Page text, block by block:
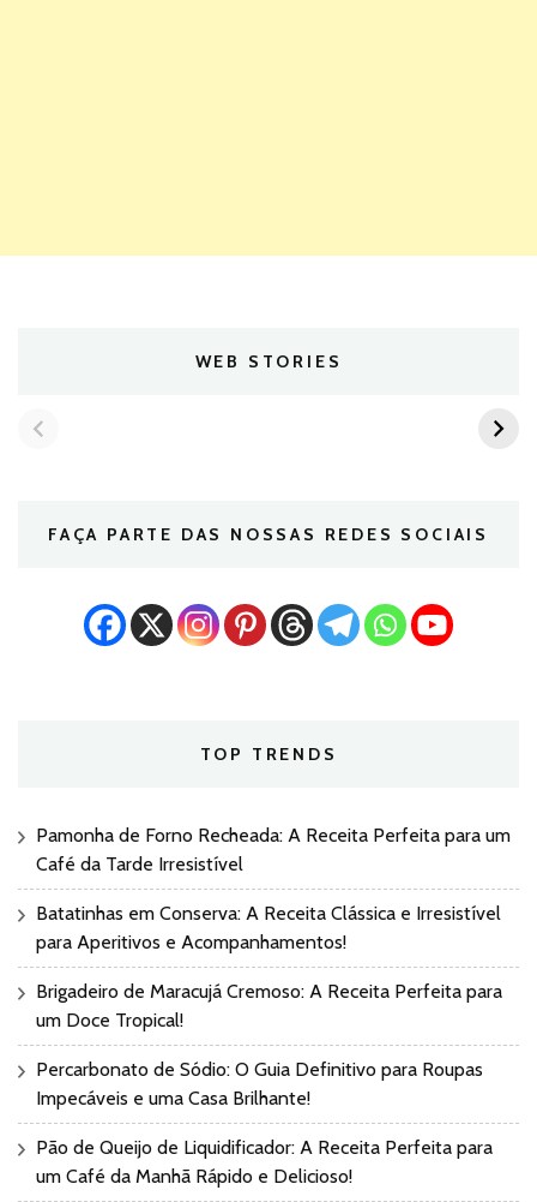
WEB STORIES
FAÇA PARTE DAS NOSSAS REDES SOCIAIS
TOP TRENDS
Pamonha de Forno Recheada: A Receita Perfeita para um
Café da Tarde Irresistível
Batatinhas em Conserva: A Receita Clássica e Irresistível
para Aperitivos e Acompanhamentos!
Brigadeiro de Maracujá Cremoso: A Receita Perfeita para
um Doce Tropical!
Percarbonato de Sódio: O Guia Definitivo para Roupas
Impecáveis e uma Casa Brilhante!
Pão de Queijo de Liquidificador: A Receita Perfeita para
um Café da Manhã Rápido e Delicioso!